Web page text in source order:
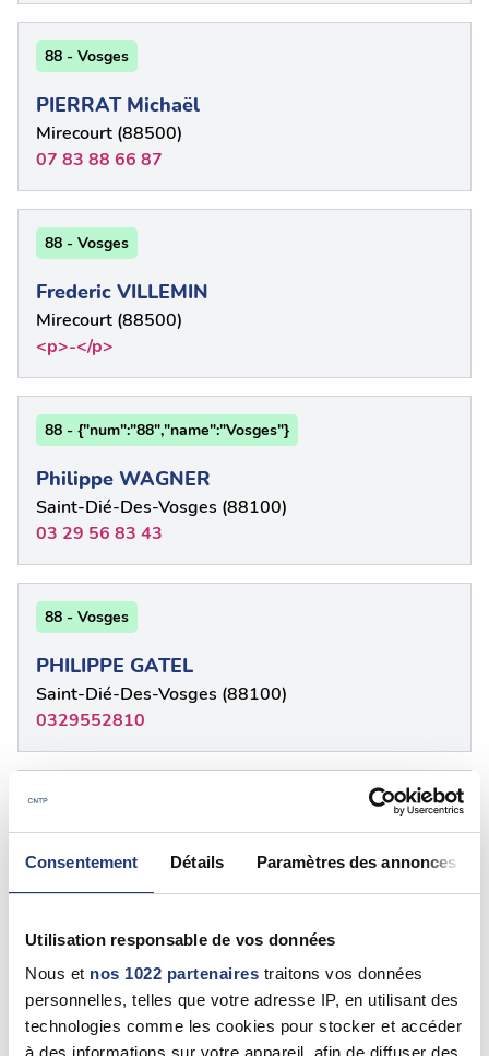
Consentement Détails Paramètres des annonces
Utilisation responsable de vos données
Nous et nos 1022 partenaires traitons vos données
personnelles, telles que votre adresse IP, en utilisant des
technologies comme les cookies pour stocker et accéder
à des informations sur votre appareil, afin de diffuser des
88 - Vosges
PIERRAT Michaël
Mirecourt (88500)
07 83 88 66 87
88 - Vosges
Frederic VILLEMIN
Mirecourt (88500)
<p>-</p>
88 - {"num":"88","name":"Vosges"}
Philippe WAGNER
Saint-Dié-Des-Vosges (88100)
03 29 56 83 43
88 - Vosges
PHILIPPE GATEL
Saint-Dié-Des-Vosges (88100)
0329552810
88 - {"num":"88","name":"Vosges"}
Sylvette CHOPAT
88 - {"num":"88","name":"Vosges"}
Sylvette CHOPAT